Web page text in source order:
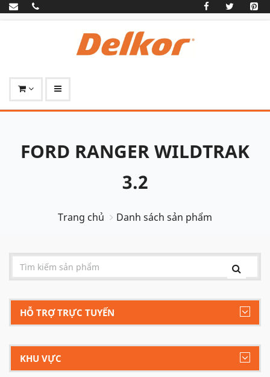
FORD RANGER WILDTRAK
3.2
Trang chủ Danh sách sản phẩm
HỖ TRỢ TRỰC TUYẾN
KHU VỰC